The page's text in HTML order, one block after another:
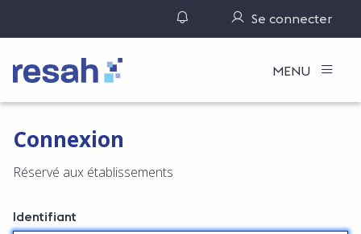
Gérer ses notifications
Se connecter
Logo Resah MENU
Connexion
Réservé aux établissements
Identifiant